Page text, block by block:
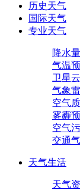
历史天气
国际天气
专业天气
降水
气温
卫星
气象
空气
雾霾
空气
交通
天气生活
天气